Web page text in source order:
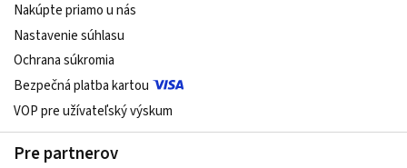
Nakúpte priamo u nás
Nastavenie súhlasu
Ochrana súkromia
Bezpečná platba kartou
VOP pre užívateľský výskum
Pre partnerov